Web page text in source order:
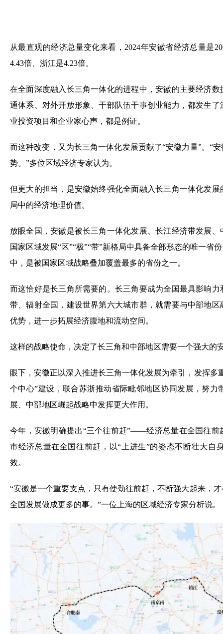
4.43倍、浙江是4.23倍。
在全面深度融入长三角一体化的进程中，安徽的主要经济
通体系、对外开放形象、干部队伍干事创业能力，都发生
业投资项目和企业家心声，都是例证。
而这种改变，又为长三角一体化发展贡献了“安徽力量”。“
势。”多位区域经济专家认为。
但更大的担当，是安徽始终强化全面融入长三角一体化发
局中的经济地理价值。
放眼全国，安徽是被长三角一体化发展、长江经济带发展
国家区域发展“区”“极”“带”新格局中具备全部形态的唯一省
中，是被国家区域战略叠加覆盖最多的省份之一。
而这恰好是长三角所需要的。长三角要成为全国最具影响
带、辐射全国，建设世界第六大城市群，就需要与中部地
优势，进一步拓展经济腹地和流动空间。
这样的战略使命，决定了长三角和中部地区需要一个强大的
眼下，安徽正以深入推进长三角一体化发展为牵引，发挥多
个中心”建设，联合苏浙推动省际毗邻地区协同发展，努
展、中部地区崛起战略中发挥更大作用。
今年，安徽明确提出“三个往前赶”——经济总量在全国往前
市经济总量在全国往前赶，以“上进生”的姿态不断壮大
效。
“安徽是一个重要支点，只有使劲往前赶，不断强大起来，
全国发展做成更多的事。”一位上海的区域经济专家分析说。